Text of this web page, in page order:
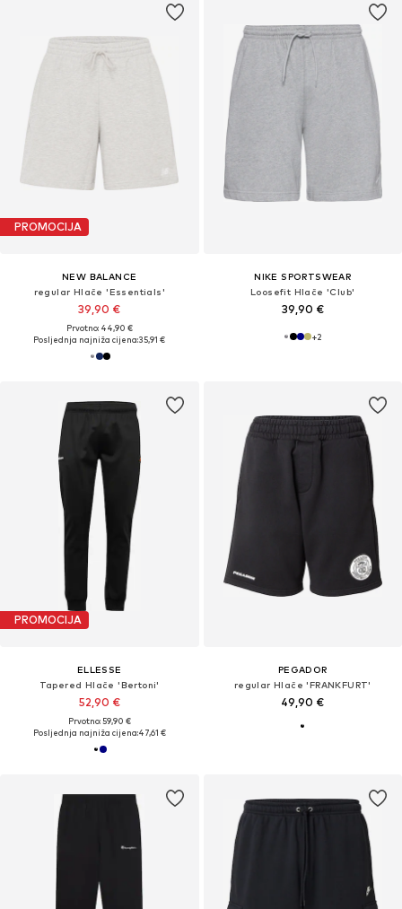
PROMOCIJA
NEW BALANCE
regular Hlače 'Essentials'
39,90 €
Prvotno: 44,90 €
Posljednja najniža cijena:35,91 €
NIKE SPORTSWEAR
Loosefit Hlače 'Club'
39,90 €
+2
PROMOCIJA
ELLESSE
Tapered Hlače 'Bertoni'
52,90 €
Prvotno: 59,90 €
Posljednja najniža cijena:47,61 €
PEGADOR
regular Hlače 'FRANKFURT'
49,90 €